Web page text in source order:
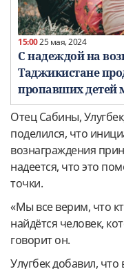
15:0025 мая, 2024
С надеждой на
Таджикистане
пропавших детей
Отец Сабины,
поделился, что
вознаграждения
надеется, что это
точки.
«Мы все верим, что
найдётся человек,
говорит он.
Улугбек добавил,